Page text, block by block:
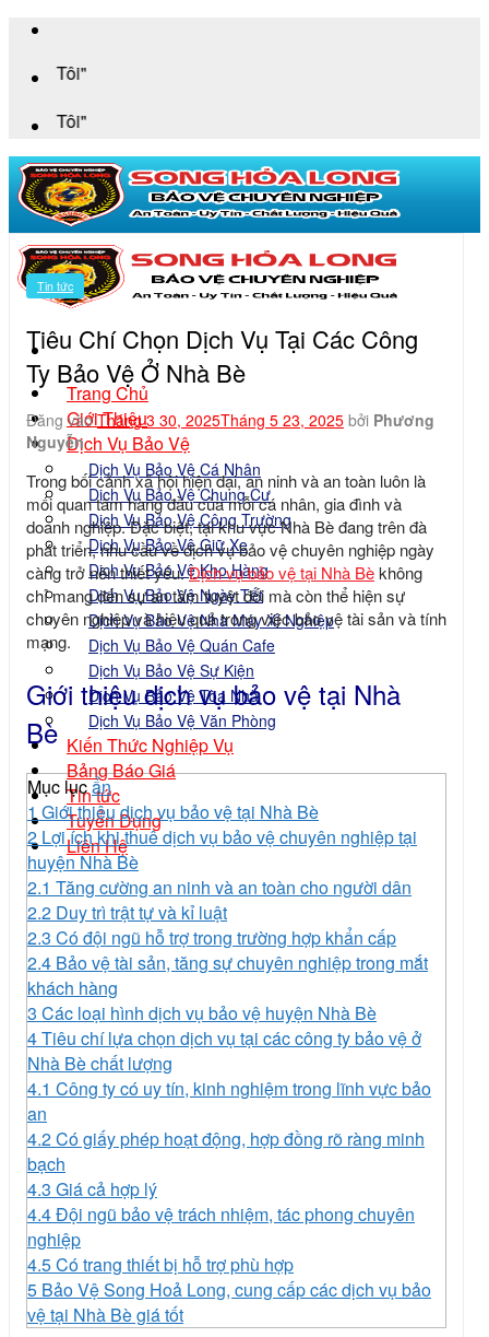
Trang Chủ
Giới Thiệu
Dịch Vụ Bảo Vệ
Dịch Vụ Bảo Vệ Cá Nhân
Dịch Vụ Bảo Vệ Chung Cư
Dịch Vụ Bảo Vệ Công Trường
Dịch Vụ Bảo Vệ Giữ Xe
Dịch Vụ Bảo Vệ Kho Hàng
Dịch Vụ Bảo Vệ Ngày Tết
Dịch Vụ Bảo Vệ Nhà Máy Xí Nghiệp
Dịch Vụ Bảo Vệ Quán Cafe
Dịch Vụ Bảo Vệ Sự Kiện
Dịch Vụ Bảo Vệ Tòa Nhà
Dịch Vụ Bảo Vệ Văn Phòng
Kiến Thức Nghiệp Vụ
Bảng Báo Giá
Tin tức
Tuyển Dụng
Liên Hệ
Tin tức
Tiêu Chí Chọn Dịch Vụ Tại Các Công
Ty Bảo Vệ Ở Nhà Bè
Đăng vàoTháng 3 30, 2025Tháng 5 23, 2025 bởi Phương
Nguyễn
Trong bối cảnh xã hội hiện đại, an ninh và an toàn luôn là
mối quan tâm hàng đầu của mỗi cá nhân, gia đình và
doanh nghiệp. Đặc biệt, tại khu vực Nhà Bè đang trên đà
phát triển, nhu cầu về dịch vụ bảo vệ chuyên nghiệp ngày
càng trở nên thiết yếu.Dịch vụ bảo vệ tại Nhà Bèkhông
chỉ mang đến sự an tâm tuyệt đối mà còn thể hiện sự
chuyên nghiệp và hiệu quả trong việc bảo vệ tài sản và tính
mạng.
Giới thiệu dịch vụ bảo vệ tại Nhà
Bè
Mục lụcẩn
1Giới thiệu dịch vụ bảo vệ tại Nhà Bè
2 Lợi ích khi thuê dịch vụ bảo vệ chuyên nghiệp tại
huyện Nhà Bè
2.1 Tăng cường an ninh và an toàn cho người dân
2.2 Duy trì trật tự và kỉ luật
2.3 Có đội ngũ hỗ trợ trong trường hợp khẩn cấp
2.4 Bảo vệ tài sản, tăng sự chuyên nghiệp trong mắt
khách hàng
3 Các loại hình dịch vụ bảo vệ huyện Nhà Bè
4Tiêu chí lựa chọn dịch vụ tại các công ty bảo vệ ở
Nhà Bè chất lượng
4.1 Công ty có uy tín, kinh nghiệm trong lĩnh vực bảo
an
4.2Có giấy phép hoạt động, hợp đồng rõ ràng minh
bạch
4.3 Giá cả hợp lý
4.4Đội ngũ bảo vệ trách nhiệm, tác phong chuyên
nghiệp
4.5Có trang thiết bị hỗ trợ phù hợp
5 Bảo Vệ Song Hoả Long, cung cấp các dịch vụ bảo
vệ tại Nhà Bè giá tốt